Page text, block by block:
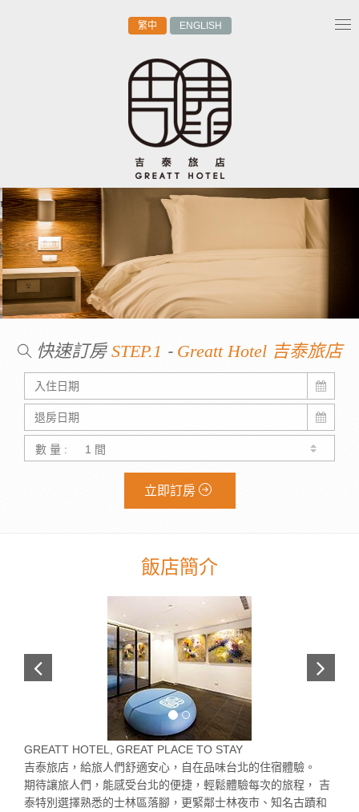
繁中 ENGLISH
快速訂房 STEP.1 - Greatt Hotel 吉泰旅店
數 量 :
立即訂房
飯店簡介
GREATT HOTEL, GREAT PLACE TO STAY
吉泰旅店，給旅人們舒適安心，自在品味台北的住宿體驗。
期待讓旅人們，能感受台北的便捷，輕鬆體驗每次的旅程， 吉
泰特別選擇熟悉的士林區落腳，更緊鄰士林夜市、知名古蹟和